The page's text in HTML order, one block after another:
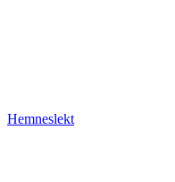
Hemneslekt